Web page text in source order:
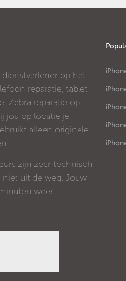
dienstverlener op het
reparatie, tablet
Zebra reparatie op
jou op locatie je
alleen originele
zijn zeer technisch
niet uit de weg. Jouw
weer